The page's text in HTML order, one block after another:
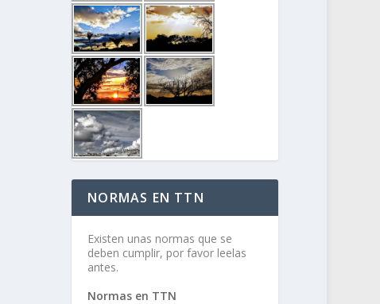
NORMAS EN TTN
Existen unas normas que se
deben cumplir, por favor leelas
antes.
Normas en TTN